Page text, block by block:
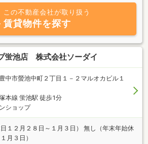
この不動産会社が取り扱う
賃貸物件を探す
蛍池店 株式会社ソーダイ
中市螢池中町２丁目１－２マルオカビル１
本線 蛍池駅 徒歩1分
ショップ
１２月２８日～１月３日） 無し（年末年始休
月３日）